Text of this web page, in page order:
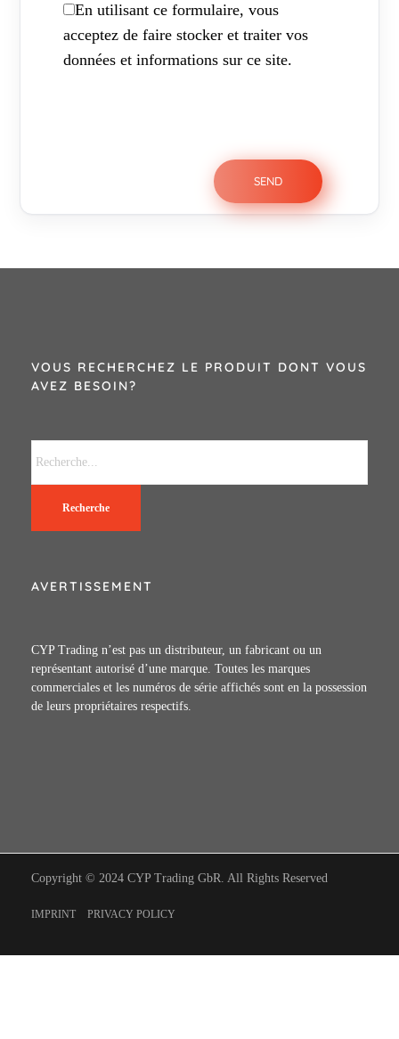
En utilisant ce formulaire, vous
acceptez de faire stocker et traiter vos
données et informations sur ce site.
VOUS RECHERCHEZ LE PRODUIT DONT VOUS
AVEZ BESOIN?
Recherche
AVERTISSEMENT
CYP Trading n’est pas un distributeur, un fabricant ou un
représentant autorisé d’une marque. Toutes les marques
commerciales et les numéros de série affichés sont en la possession
de leurs propriétaires respectifs.
Copyright © 2024 CYP Trading GbR. All Rights Reserved
IMPRINT PRIVACY POLICY